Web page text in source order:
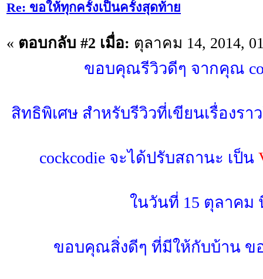
Re: ขอให้ทุกครั้งเป็นครั้งสุดท้าย
« ตอบกลับ #2 เมื่อ: ตุลาคม 14, 2014,
ขอบคุณรีวิวดีๆ จากคุณ
สิทธิพิเศษ สำหรับรีวิวที่เขียนเรื่องร
cockcodie จะได้ปรับสถานะ เป็น
ในวันที่ 15 ตุลาคม
ขอบคุณสิ่งดีๆ ที่มีให้กับบ้าน ข